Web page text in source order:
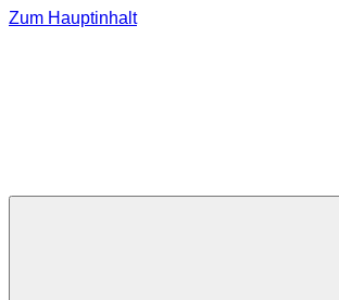
Zum Hauptinhalt